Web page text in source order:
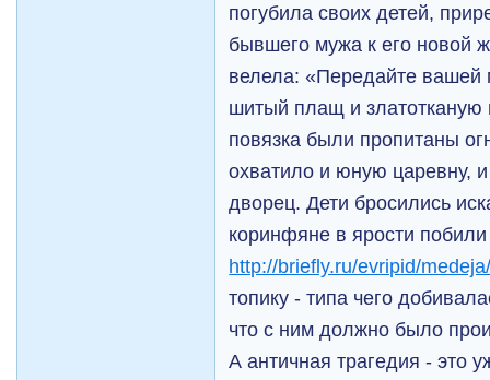
погубила своих детей,
бывшего мужа к его новой
велела: «Передайте
шитый плащ и
повязка были пропитаны
охватило и юную царевну,
дворец. Дети бросились
коринфяне в ярости
http://briefly.ru/evripid/
топику - типа чего
что с ним должно было
А античная трагедия - это